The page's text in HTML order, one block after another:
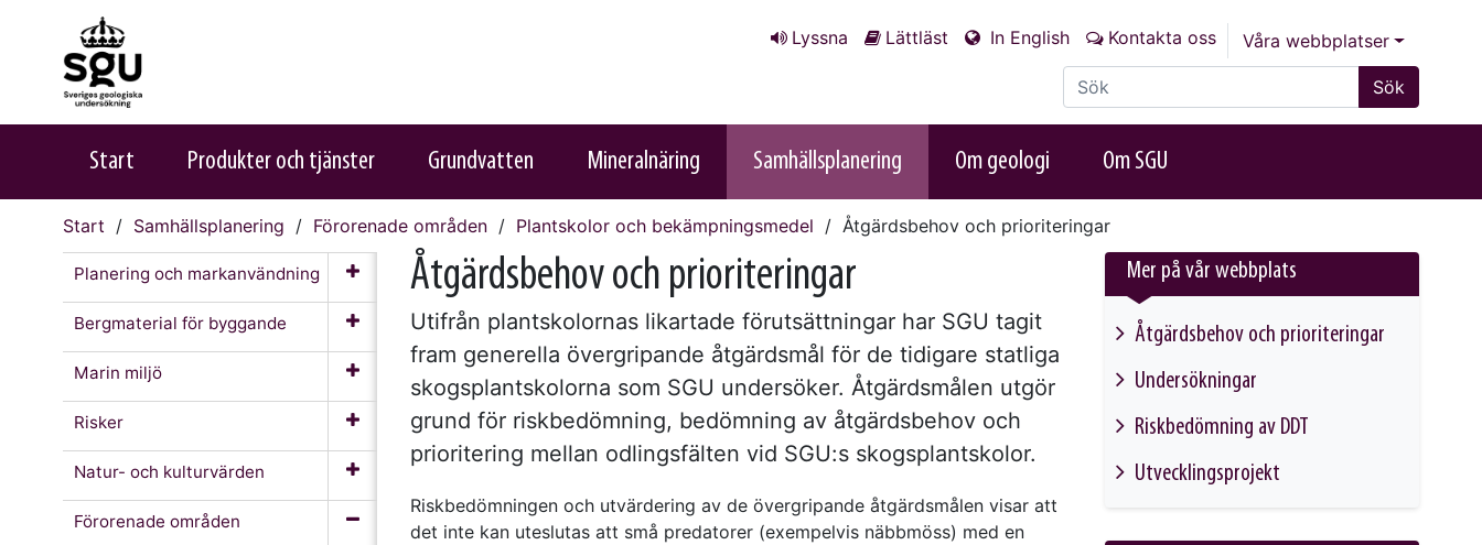
Lyssna Lättläst In English Kontakta oss
Våra webbplatser
Sök på sajten
Sök
Start Produkter och tjänster Grundvatten Mineralnäring Samhällsplanering Om geologi Om SGU
Start Samhällsplanering Förorenade områden Plantskolor och bekämpningsmedel Åtgärdsbehov och prioriteringar
Planering och markanvändning
Bergmaterial för byggande
Marin miljö
Risker
Natur- och kulturvärden
Förorenade områden
Åtgärdsbehov och prioriteringar
Utifrån plantskolornas likartade förutsättningar har SGU tagit
fram generella övergripande åtgärdsmål för de tidigare statliga
skogsplantskolorna som SGU undersöker. Åtgärdsmålen utgör
grund för riskbedömning, bedömning av åtgärdsbehov och
prioritering mellan odlingsfälten vid SGU:s skogsplantskolor.
Riskbedömningen och utvärdering av de övergripande åtgärdsmålen visar att
det inte kan uteslutas att små predatorer (exempelvis näbbmöss) med en
Mer på vår webbplats
Åtgärdsbehov och prioriteringar
Undersökningar
Riskbedömning av DDT
Utvecklingsprojekt